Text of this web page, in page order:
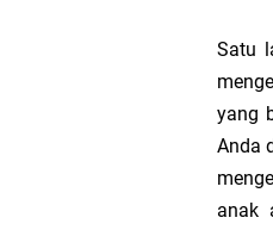
Satu
yang
Anda
anak